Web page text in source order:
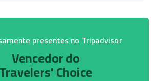
presentes no Tripadvisor
Vencedor do
Travelers' Choice